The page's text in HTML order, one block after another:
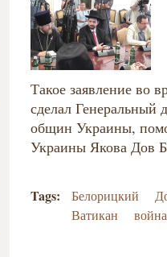
Такое заявление во
сделал Генеральный
общин Украины,
Украины Якова Дов
Tags: Белорицкий
Ватикан